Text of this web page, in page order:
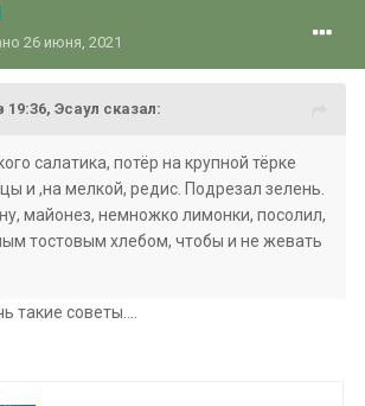
26 июня, 2021
19:36, Эсаул сказал:
салатика, потёр на крупной тёрке
и ,на мелкой, редис. Подрезал зелень.
майонез, немножко лимонки, посолил,
тостовым хлебом, чтобы и не жевать
такие советы....